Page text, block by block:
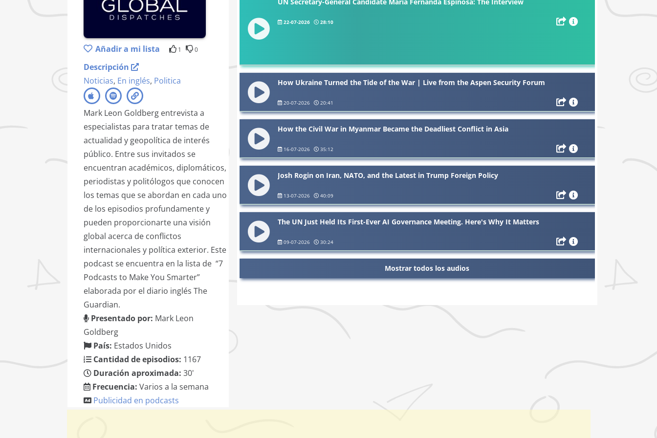
Añadir a mi lista 1 0
Descripción
Noticias, En inglés, Politica
Mark Leon Goldberg entrevista a
especialistas para tratar temas de
actualidad y geopolítica de interés
público. Entre sus invitados se
encuentran académicos, diplomáticos,
periodistas y politólogos que conocen
los temas que se abordan en cada uno
de los episodios profundamente y
pueden proporcionarte una visión
global acerca de conflictos
internacionales y política exterior. Este
podcast se encuentra en la lista de “7
Podcasts to Make You Smarter”
elaborada por el diario inglés The
Guardian.
Presentado por: Mark Leon
Goldberg
País: Estados Unidos
Cantidad de episodios: 1167
Duración aproximada: 30'
Frecuencia: Varios a la semana
Publicidad en podcasts
22-07-2026 28:10
How Ukraine Turned the Tide of the War | Live from the Aspen Security Forum
20-07-2026 20:41
How the Civil War in Myanmar Became the Deadliest Conflict in Asia
16-07-2026 35:12
Josh Rogin on Iran, NATO, and the Latest in Trump Foreign Policy
13-07-2026 40:09
The UN Just Held Its First-Ever AI Governance Meeting. Here's Why It Matters
09-07-2026 30:24
Mostrar todos los audios